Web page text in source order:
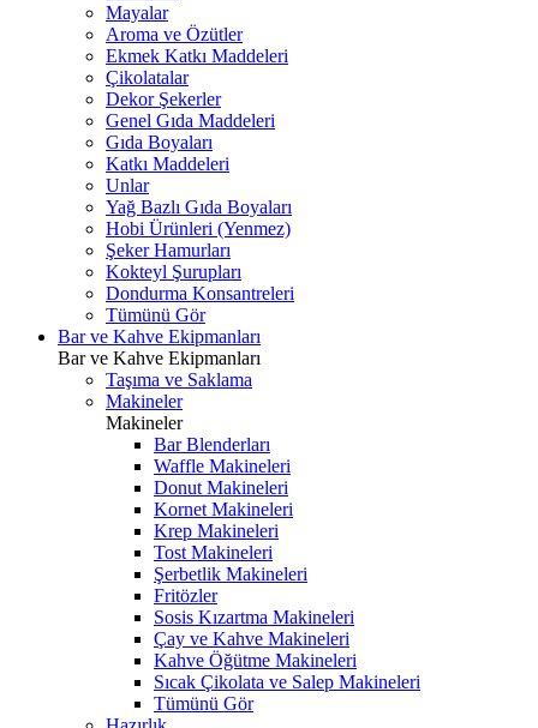
Mayalar
Aroma ve Özütler
Ekmek Katkı Maddeleri
Çikolatalar
Dekor Şekerler
Genel Gıda Maddeleri
Gıda Boyaları
Katkı Maddeleri
Unlar
Yağ Bazlı Gıda Boyaları
Hobi Ürünleri (Yenmez)
Şeker Hamurları
Kokteyl Şurupları
Dondurma Konsantreleri
Tümünü Gör
Bar ve Kahve Ekipmanları
Bar ve Kahve Ekipmanları
Taşıma ve Saklama
Makineler
Makineler
Bar Blenderları
Waffle Makineleri
Donut Makineleri
Kornet Makineleri
Krep Makineleri
Tost Makineleri
Şerbetlik Makineleri
Fritözler
Sosis Kızartma Makineleri
Çay ve Kahve Makineleri
Kahve Öğütme Makineleri
Sıcak Çikolata ve Salep Makineleri
Tümünü Gör